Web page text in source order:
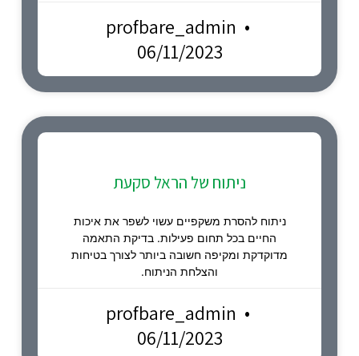
profbare_admin
06/11/2023
ניתוח של הראל סקעת
ניתוח להסרת משקפיים עשוי לשפר את איכות
החיים בכל תחום פעילות. בדיקת התאמה
מדוקדקת ומקיפה חשובה ביותר לצורך בטיחות
והצלחת הניתוח.
profbare_admin
06/11/2023